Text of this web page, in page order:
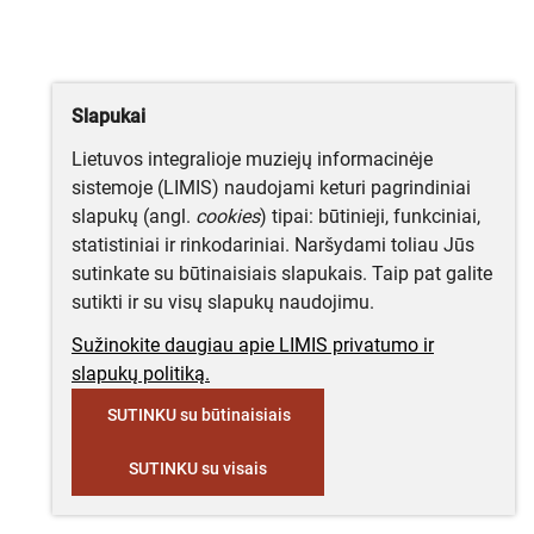
Slapukai
Lietuvos integralioje muziejų informacinėje
sistemoje (LIMIS) naudojami keturi pagrindiniai
slapukų (angl. cookies) tipai: būtinieji, funkciniai,
statistiniai ir rinkodariniai. Naršydami toliau Jūs
sutinkate su būtinaisiais slapukais. Taip pat galite
sutikti ir su visų slapukų naudojimu.
Sužinokite daugiau apie LIMIS privatumo ir
slapukų politiką.
SUTINKU su būtinaisiais
SUTINKU su visais